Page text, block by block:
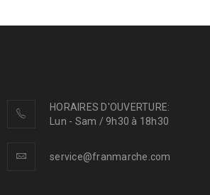
HORAIRES D'OUVERTURE:
Lun - Sam / 9h30 à 18h30
service@franmarche.com